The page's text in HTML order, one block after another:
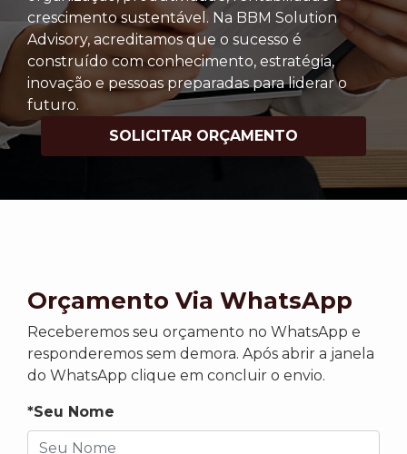
crescimento sustentável. Na BBM Solution
Advisory, acreditamos que o sucesso é
construído com conhecimento, estratégia,
inovação e pessoas preparadas para liderar o
futuro.
SOLICITAR ORÇAMENTO
Orçamento Via WhatsApp
Receberemos seu orçamento no WhatsApp e
responderemos sem demora. Após abrir a janela
do WhatsApp clique em concluir o envio.
*Seu Nome